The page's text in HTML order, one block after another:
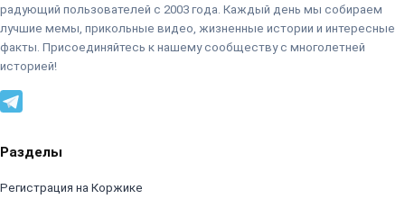
радующий пользователей с 2003 года. Каждый день мы собираем
лучшие мемы, прикольные видео, жизненные истории и интересные
факты. Присоединяйтесь к нашему сообществу с многолетней
историей!
Разделы
Регистрация на Коржике